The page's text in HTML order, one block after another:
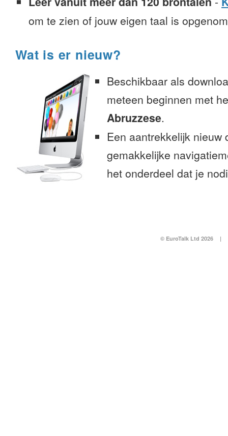
om te zien of jouw eigen taal is
Wat is er nieuw?
Beschikbaar als
meteen beginnen met
Abruzzese.
Een aantrekkelijk nieuw
gemakkelijke
het onderdeel dat je
© EuroTalk Ltd 2026 |